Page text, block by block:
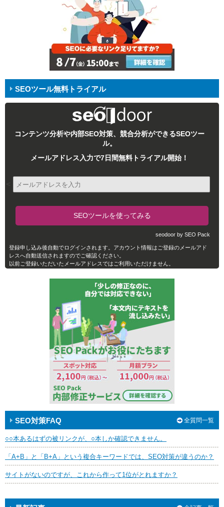
SEOツール無料トライアル
コンテンツ分析や内部SEO対策、競合分析ができるSEOツー
ル。
メールアドレス入力で7日間無料トライアル開始！
seodoor by SEO Pack
登録申し込み後自動でログインされます。アカウント情報はご登録のメールアド
レスへ自動送信されますのでご確認ください。
以前ご登録いただいたメールアドレスではご利用いただけません。
SEO対策FAQ 全質問一覧
○○本あるはずの被リンクが、○本しか確認できません。
「A+B」と「B+A」という複合キーワードでは、SEO対策が違うのか？
サイトがないのですが、これから作って1位がとれますか？